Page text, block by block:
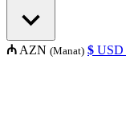
₼ AZN (Manat) $ USD